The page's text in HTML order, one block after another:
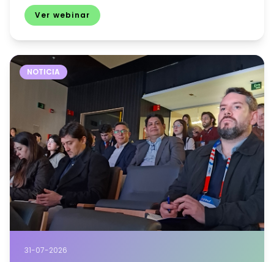
Ver webinar
NOTICIA
31-07-2026